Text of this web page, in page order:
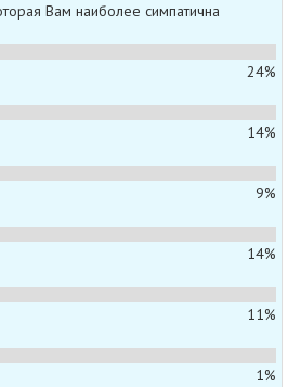
Вам наиболее симпатична
24%
14%
9%
14%
11%
1%